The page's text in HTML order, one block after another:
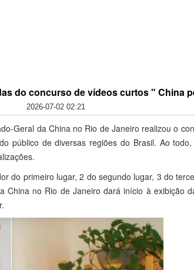
do concurso de vídeos curtos " China
2026-07-02 02:21
Geral da China no Rio de Janeiro realizou o
público de diversas regiões do Brasil. Ao
do primeiro lugar, 2 do segundo lugar, 3 do
China no Rio de Janeiro dará início à exibição